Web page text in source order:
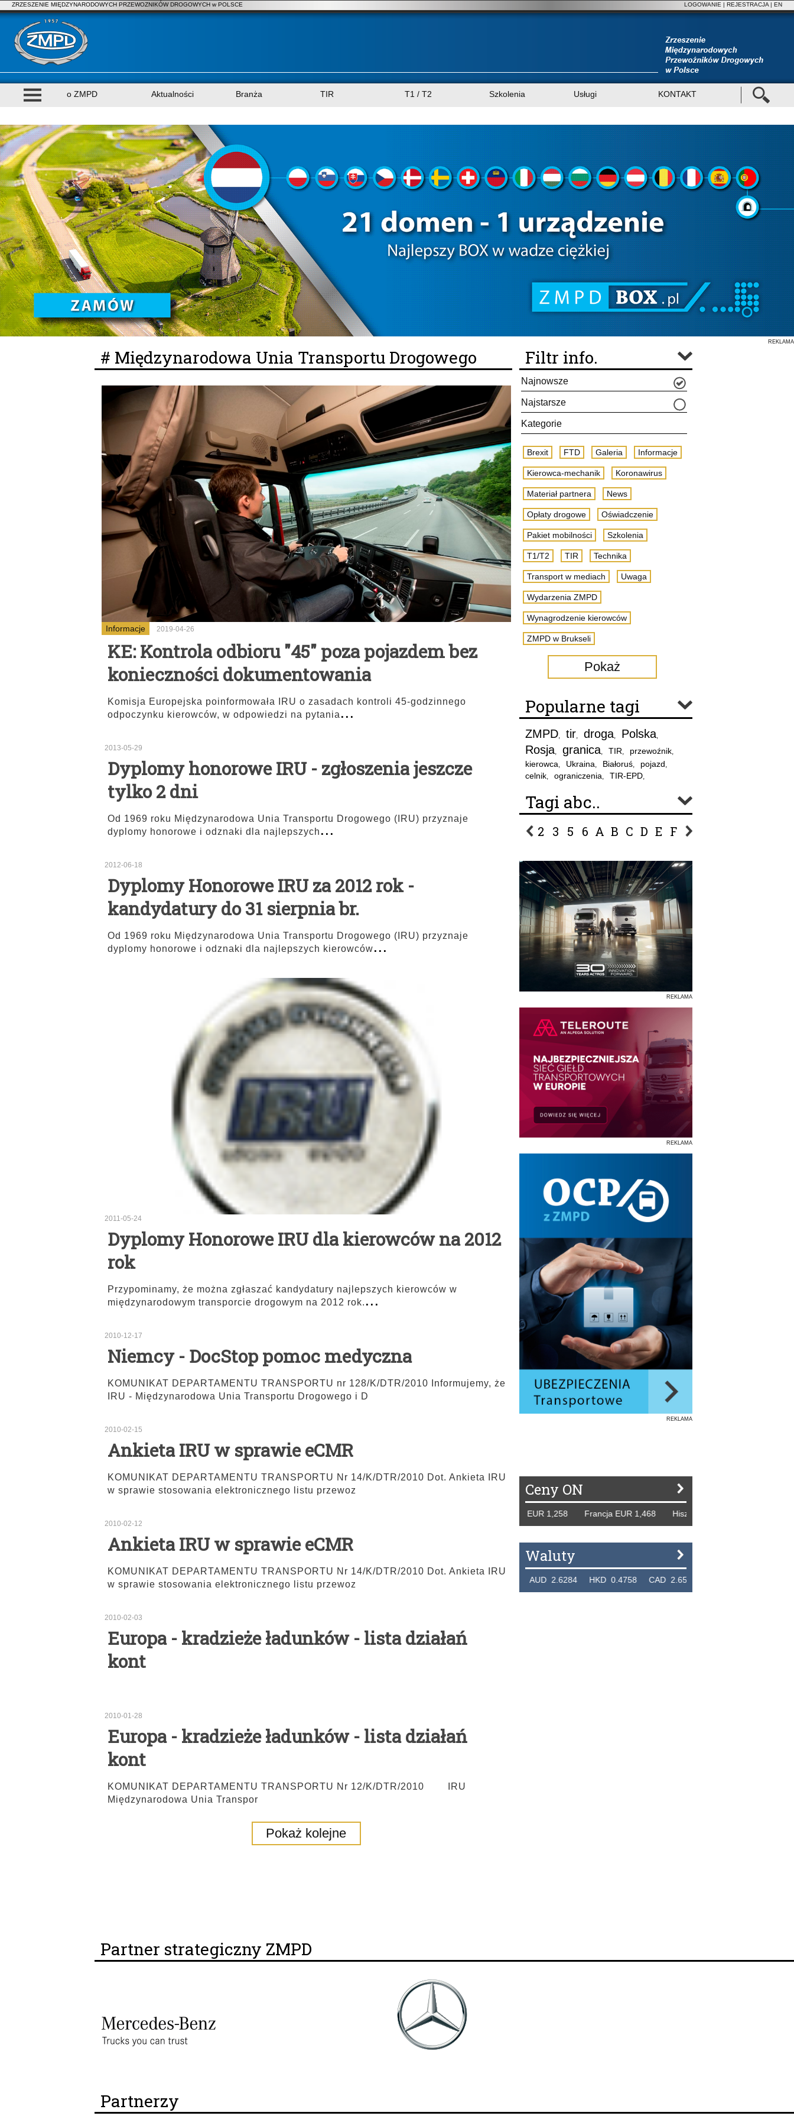
ZRZESZENIE MIĘDZYNARODOWYCH PRZEWOZNIKÓW DROGOWYCH w POLSCE LOGOWANIE | REJESTRACJA | EN
o ZMPD Aktualności Branża TIR T1 / T2 Szkolenia Usługi KONTAKT
REKLAMA
# Międzynarodowa Unia Transportu Drogowego
Informacje 2019-04-26
KE: Kontrola odbioru "45" poza pojazdem bez
konieczności dokumentowania
Komisja Europejska poinformowała IRU o zasadach kontroli 45-godzinnego
odpoczynku kierowców, w odpowiedzi na pytania...
2013-05-29
Dyplomy honorowe IRU - zgłoszenia jeszcze
tylko 2 dni
Od 1969 roku Międzynarodowa Unia Transportu Drogowego (IRU) przyznaje
dyplomy honorowe i odznaki dla najlepszych ...
2012-06-18
Dyplomy Honorowe IRU za 2012 rok -
kandydatury do 31 sierpnia br.
Od 1969 roku Międzynarodowa Unia Transportu Drogowego (IRU) przyznaje
dyplomy honorowe i odznaki dla najlepszych kierowców...
2011-05-24
Dyplomy Honorowe IRU dla kierowców na 2012
rok
Przypominamy, że można zgłaszać kandydatury najlepszych kierowców w
międzynarodowym transporcie drogowym na 2012 rok. ...
2010-12-17
Niemcy - DocStop pomoc medyczna
KOMUNIKAT DEPARTAMENTU TRANSPORTU nr 128/K/DTR/2010 Informujemy, że
IRU - Międzynarodowa Unia Transportu Drogowego i D
2010-02-15
Ankieta IRU w sprawie eCMR
KOMUNIKAT DEPARTAMENTU TRANSPORTU Nr 14/K/DTR/2010 Dot. Ankieta IRU
w sprawie stosowania elektronicznego listu przewoz
2010-02-12
Ankieta IRU w sprawie eCMR
KOMUNIKAT DEPARTAMENTU TRANSPORTU Nr 14/K/DTR/2010 Dot. Ankieta IRU
w sprawie stosowania elektronicznego listu przewoz
2010-02-03
Europa - kradzieże ładunków - lista działań
kont
2010-01-28
Europa - kradzieże ładunków - lista działań
kont
KOMUNIKAT DEPARTAMENTU TRANSPORTU Nr 12/K/DTR/2010 IRU
Międzynarodowa Unia Transpor
Pokaż kolejne
Filtr info.
Najnowsze
Najstarsze
Kategorie
Brexit FTD Galeria Informacje
Kierowca-mechanik Koronawirus
Materiał partnera News
Opłaty drogowe Oświadczenie
Pakiet mobilności Szkolenia
T1/T2 TIR Technika
Transport w mediach Uwaga
Wydarzenia ZMPD
Wynagrodzenie kierowców
ZMPD w Brukseli
Pokaż
Popularne tagi
ZMPD, tir, droga, Polska,
Rosja, granica, TIR, przewoźnik,
kierowca, Ukraina, Białoruś, pojazd,
celnik, ograniczenia, TIR-EPD,
Tagi abc..
2 3 5 6 A B C D E F G
REKLAMA
REKLAMA
REKLAMA
Ceny ON
Tydzień 42/2019 r. Niemcy EUR 1,258 Francja EUR 1,468 Hiszpania EUR 1,229 WB GBP
Waluty
THB 0.1123 USD 3.7320 AUD 2.6284 HKD 0.4758 CAD 2.6526 NZD 2.1871 SGD 2.9103
Partner strategiczny ZMPD
Partnerzy